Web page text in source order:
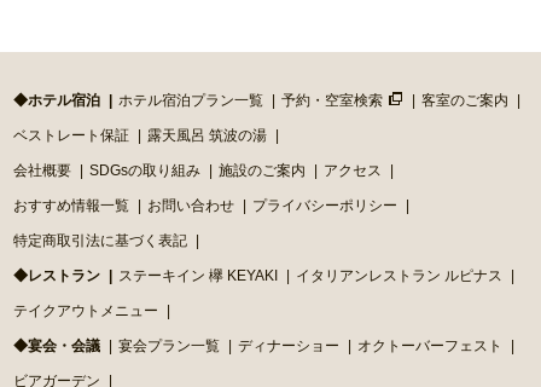
◆ホテル宿泊 ホテル宿泊プラン一覧 予約・空室検索 客室のご案内
ベストレート保証 露天風呂 筑波の湯
会社概要 SDGsの取り組み 施設のご案内 アクセス
おすすめ情報一覧 お問い合わせ プライバシーポリシー
特定商取引法に基づく表記
◆レストラン ステーキイン 欅 KEYAKI イタリアンレストラン ルピナス
テイクアウトメニュー
◆宴会・会議 宴会プラン一覧 ディナーショー オクトーバーフェスト
ビアガーデン